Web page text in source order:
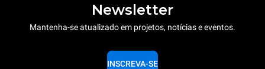
Newsletter
Mantenha-se atualizado em projetos, notícias e eventos.
INSCREVA-SE